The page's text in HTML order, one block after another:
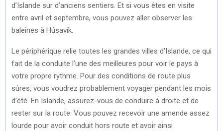
d’Islande sur d’anciens sentiers. Et si vous êtes en visite
entre avril et septembre, vous pouvez aller observer les
baleines à Húsavík.
Le périphérique relie toutes les grandes villes d’Islande, ce qui
fait de la conduite l’une des meilleures pour voir le pays à
votre propre rythme. Pour des conditions de route plus
sûres, vous voudrez probablement voyager pendant les mois
d’été. En Islande, assurez-vous de conduire à droite et de
rester sur la route. Vous pouvez recevoir une amende assez
lourde pour avoir conduit hors route et avoir ainsi